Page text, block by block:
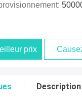
prix
Description